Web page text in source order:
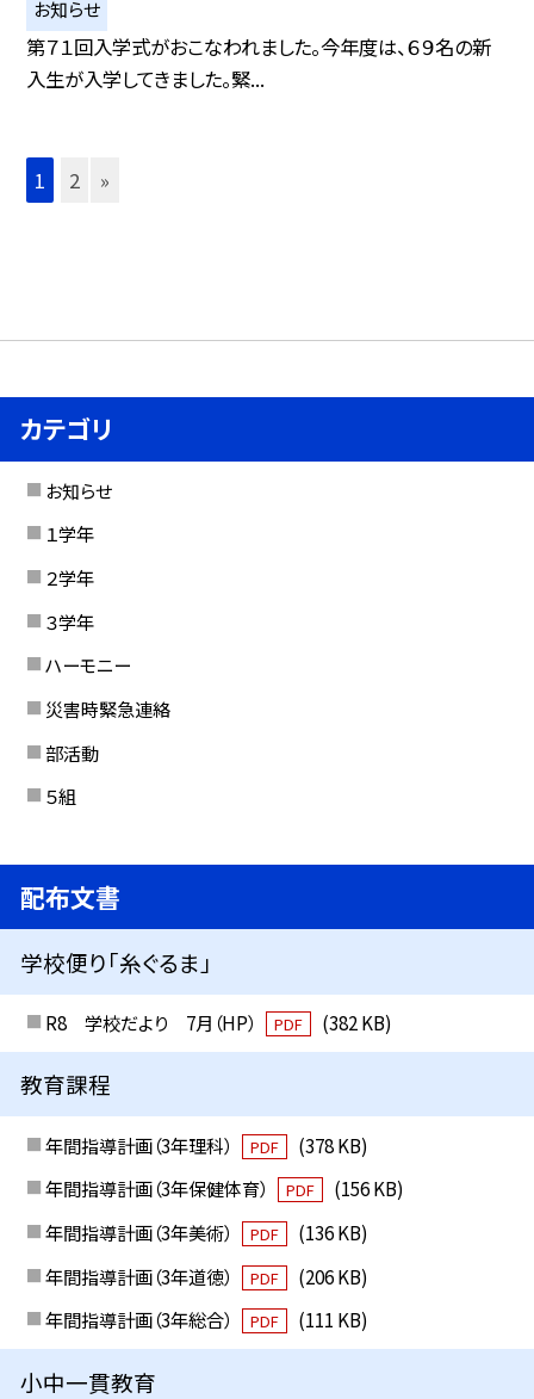
お知らせ
第７１回入学式がおこなわれました。今年度は、６９名の新
入生が入学してきました。緊...
1 2 »
カテゴリ
お知らせ
１学年
２学年
３学年
ハーモニー
災害時緊急連絡
部活動
５組
配布文書
学校便り「糸ぐるま」
R8 学校だより 7月（HP） PDF (382 KB)
教育課程
年間指導計画（3年理科） PDF
(378 KB)
年間指導計画（3年保健体育）
PDF
(156 KB)
年間指導計画（3年美術）
PDF
(136 KB)
年間指導計画（3年道徳）
PDF
(206 KB)
年間指導計画（3年総合）
PDF (111 KB)
小中一貫教育